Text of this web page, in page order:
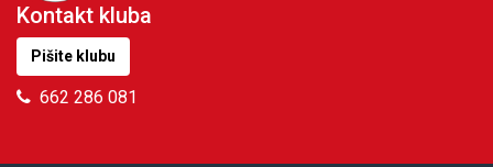
Kontakt kluba
Pišite klubu
662 286 081